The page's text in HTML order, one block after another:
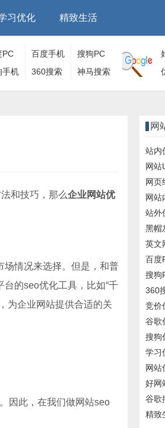
习优化 精致生活
PC
百度手机
端
搜狗PC
端
手机
360搜索 神马搜索
和技巧，那么企业网站优
场情况来选择。但是，和普
的seo优化工具，比如“千
为企业网站提供合适的关
因此，在我们做网站seo
网
站内
网站
网页
网站
站外
黑帽
英文
百度
搜狗
360
竞价
谷歌
搜狗
学习
网站
好网
谷歌
精致